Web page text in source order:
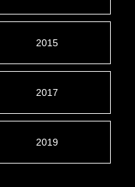
2015
2017
2019